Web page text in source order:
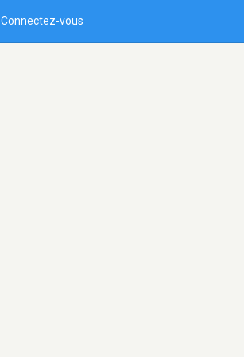
Connectez-vous